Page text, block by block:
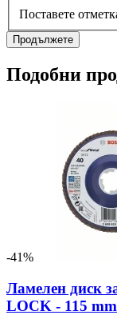
Поставете
Продължете
Подобни
-41%
Ламелен диск
LOCK - 115